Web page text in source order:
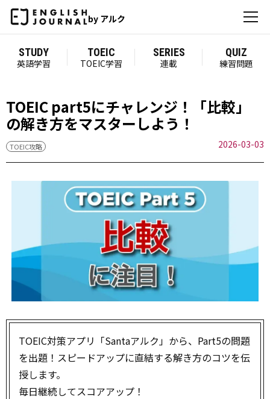
by アルク
STUDY
英語学習
TOEIC
TOEIC学習
SERIES
連載
QUIZ
練習問題
TOEIC part5にチャレンジ！「比較」
の解き方をマスターしよう！
TOEIC攻略 2026-03-03
TOEIC対策アプリ「Santaアルク」から、Part5の問題
を出題！スピードアップに直結する解き方のコツを伝
授します。
毎日継続してスコアアップ！